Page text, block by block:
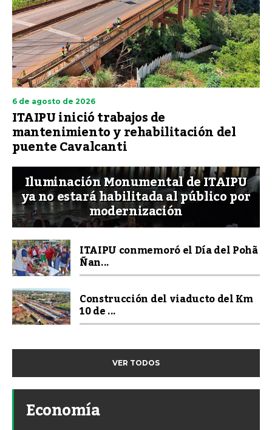
6 de agosto de 2026
ITAIPU inició trabajos de
mantenimiento y rehabilitación del
puente Cavalcanti
Iluminación Monumental de ITAIPU
ya no estará habilitada al público por
modernización
ITAIPU conmemoró el Día del Pohã
Ñan...
Construcción del viaducto del Km
10 de ...
VER TODOS
Economía